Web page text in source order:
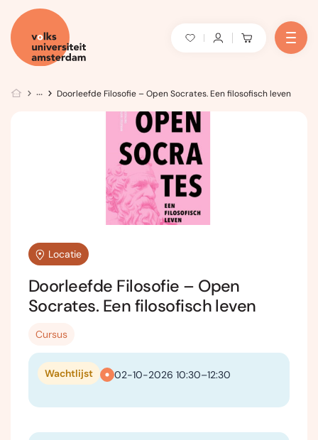
Doorleefde Filosofie – Open Socrates. Een filosofisch leven
Locatie
Doorleefde Filosofie – Open
Socrates. Een filosofisch leven
Cursus
02-10-2026 10:30–12:30
Wachtlijst